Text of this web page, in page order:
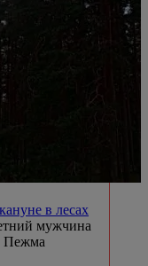
в лесах
мужчина
Пежма